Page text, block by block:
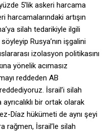
5’lik askeri harcama
harcamalarındaki artışın
silah tedarikiyle ilgili
Rusya’nın işgalini
izolasyon politikasını
yönelik acımasız
reddeden AB
İsrail’i silah
bir ortak olarak
Díaz hükümeti de aynı şeyi
rağmen, İsrail’le silah